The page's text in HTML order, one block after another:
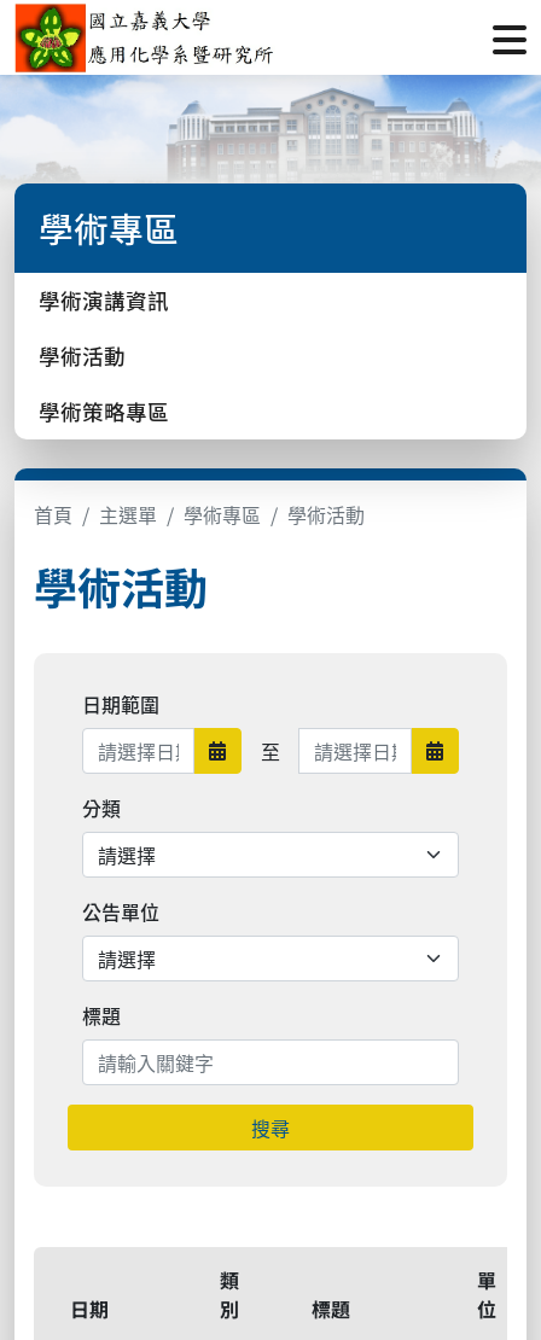
學術專區
學術演講資訊
學術活動
學術策略專區
首頁 主選單 學術專區 學術活動
學術活動
日期範圍
日期範圍開始
至 日期範圍結束 日期範圍
分類
公告單位
標題
搜尋
日期
類
別
標題
單
位